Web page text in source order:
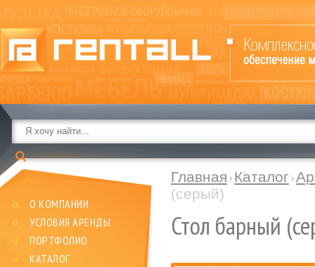
О КОМПАНИИ
УСЛОВИЯ АРЕНДЫ
ПОРТФОЛИО
КАТАЛОГ
Главная Каталог
(серый)
Стол барный